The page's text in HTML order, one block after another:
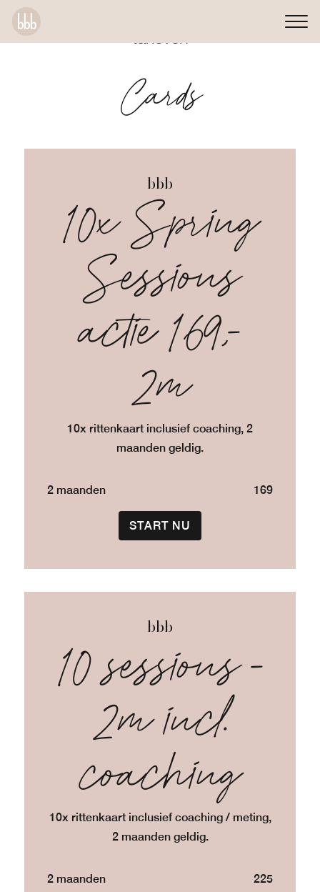
Cards
bbb
10x Spring
Sessions
actie 169,-
2m
10x rittenkaart inclusief coaching, 2
maanden geldig.
2 maanden 169
START NU
bbb
10 sessions -
2m incl.
coaching
10x rittenkaart inclusief coaching / meting,
2 maanden geldig.
2 maanden 225